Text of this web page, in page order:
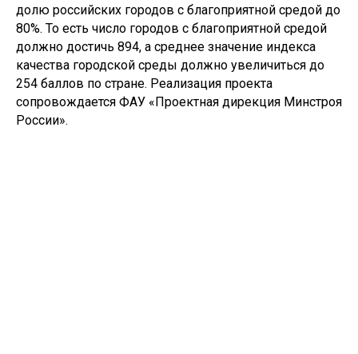
долю российских городов с благоприятной средой до
80%. То есть число городов с благоприятной средой
должно достичь 894, а среднее значение индекса
качества городской среды должно увеличиться до
254 баллов по стране. Реализация проекта
сопровождается ФАУ «Проектная дирекция Минстроя
России».